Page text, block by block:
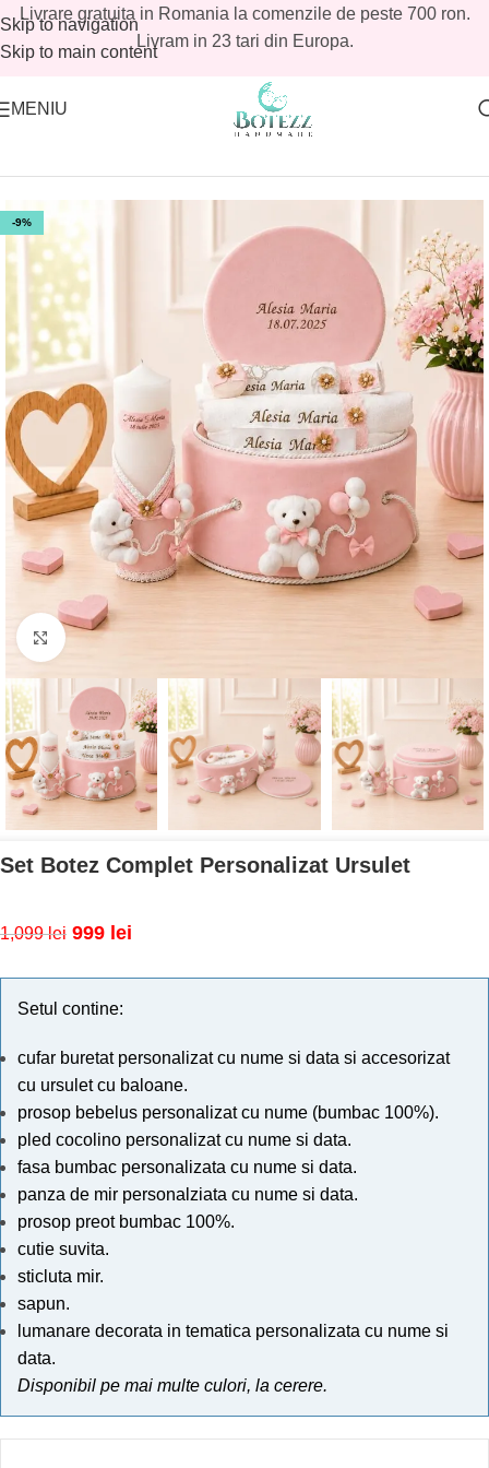
Skip to navigation
Skip to main content
Livrare gratuita in Romania la comenzile de peste 700 ron.
Livram in 23 tari din Europa.
MENIU
Reduceri botez/Reduceri botez fetite
-9%
Mărește imaginea
Set Botez Complet Personalizat Ursulet
1,099lei 999 lei
Setul contine:
cufar buretat personalizat cu nume si data si accesorizat
cu ursulet cu baloane.
prosop bebelus personalizat cu nume (bumbac 100%).
pled cocolino personalizat cu nume si data.
fasa bumbac personalizata cu nume si data.
panza de mir personalziata cu nume si data.
prosop preot bumbac 100%.
cutie suvita.
sticluta mir.
sapun.
lumanare decorata in tematica personalizata cu nume si
data.
Disponibil pe mai multe culori, la cerere.